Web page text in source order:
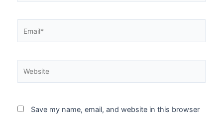
Save my name, email, and website in this browser